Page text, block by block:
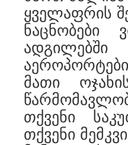
ყველაფრის
ნაცნობები
აეროპორტები
მათი
თქვენი
თქვენი